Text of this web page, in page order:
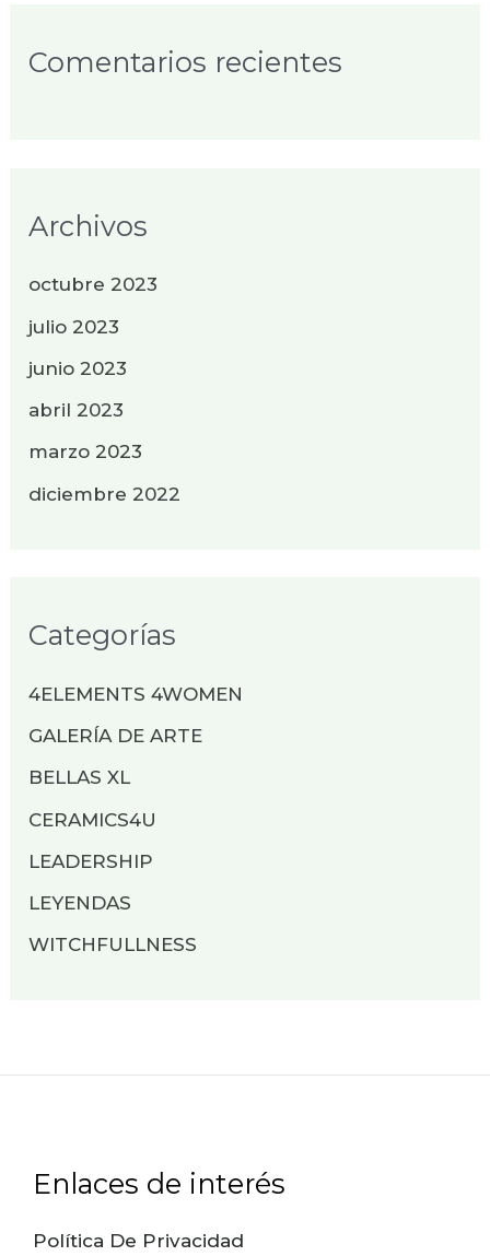
Comentarios recientes
Archivos
octubre 2023
julio 2023
junio 2023
abril 2023
marzo 2023
diciembre 2022
Categorías
4ELEMENTS 4WOMEN
GALERÍA DE ARTE
BELLAS XL
CERAMICS4U
LEADERSHIP
LEYENDAS
WITCHFULLNESS
Enlaces de interés
Política De Privacidad